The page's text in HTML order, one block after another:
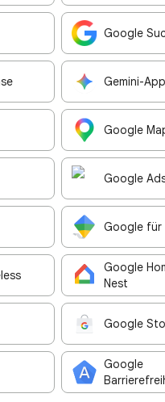
Google
Gemini-
Google
Google
Google für
Google
Nest
Google
Google